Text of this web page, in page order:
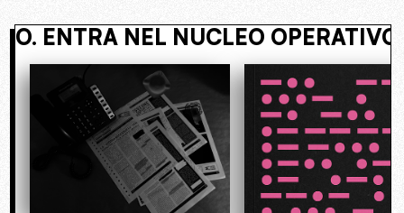
ENTRA NEL NUCLEO